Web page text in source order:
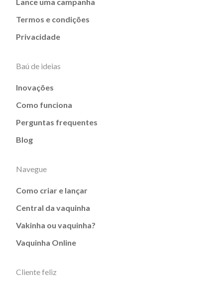
Termos e condições
Privacidade
Baú de ideias
Inovações
Como funciona
Perguntas frequentes
Blog
Navegue
Como criar e lançar
Central da vaquinha
Vakinha ou vaquinha?
Vaquinha Online
Cliente feliz